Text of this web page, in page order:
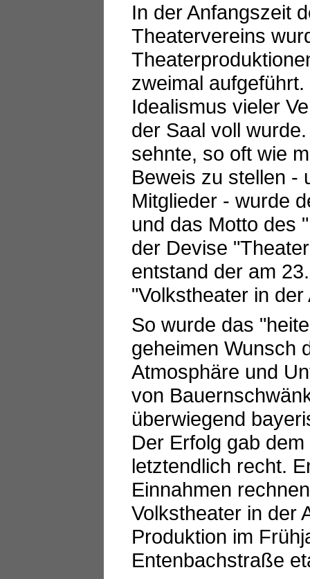
In der Anfangszeit
Theatervereins
zweimal
Idealismus vieler
der Saal voll
sehnte, so oft wie
Beweis zu stellen -
Mitglieder - wurde
und das Motto des
der Devise
entstand der am
"Volkstheater in der
So wurde das
geheimen Wunsch
Atmosphäre und
von
überwiegend
Der Erfolg gab
letztendlich recht.
Einnahmen
Volkstheater in der
Produktion im
Entenbachstraße